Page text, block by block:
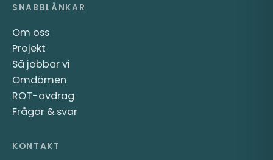
SNABBLÄNKAR
Om oss
Projekt
Så jobbar vi
Omdömen
ROT-avdrag
Frågor & svar
KONTAKT